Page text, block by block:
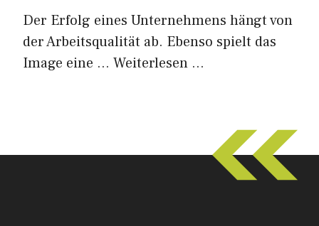
Der Erfolg eines Unternehmens hängt von
der Arbeitsqualität ab. Ebenso spielt das
Image eine … Weiterlesen …